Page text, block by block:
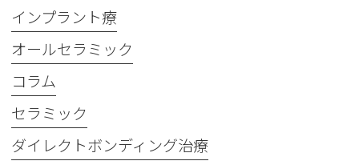
インプラント療
オールセラミック
コラム
セラミック
ダイレクトボンディング治療